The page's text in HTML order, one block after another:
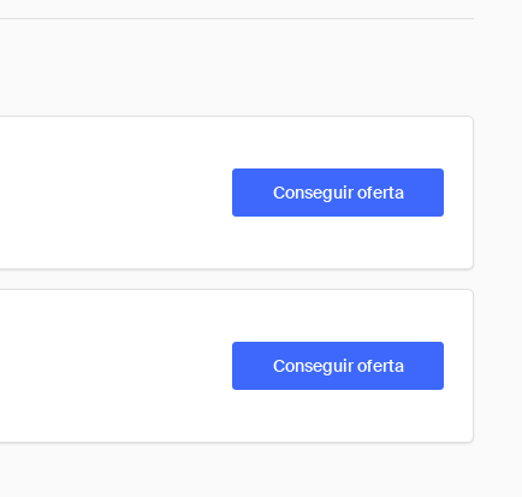
Conseguir oferta
Conseguir oferta